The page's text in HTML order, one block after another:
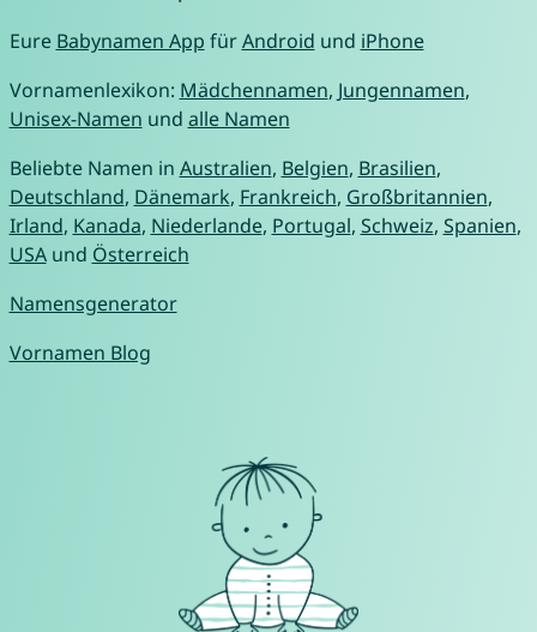
Eure Babynamen App fürAndroid und iPhone
Vornamenlexikon: Mädchennamen, Jungennamen,
Unisex-Namen und alle Namen
Beliebte Namen in Australien, Belgien, Brasilien,
Deutschland, Dänemark, Frankreich, Großbritannien,
Irland, Kanada, Niederlande, Portugal, Schweiz, Spanien,
USAund Österreich
Namensgenerator
Vornamen Blog